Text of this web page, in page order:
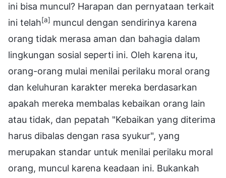
ini bisa muncul? Harapan dan pernyataan terkait
ini telah[a] muncul dengan sendirinya karena
orang tidak merasa aman dan bahagia dalam
lingkungan sosial seperti ini. Oleh karena itu,
orang-orang mulai menilai perilaku moral orang
dan keluhuran karakter mereka berdasarkan
apakah mereka membalas kebaikan orang lain
atau tidak, dan pepatah "Kebaikan yang diterima
harus dibalas dengan rasa syukur", yang
merupakan standar untuk menilai perilaku moral
orang, muncul karena keadaan ini. Bukankah